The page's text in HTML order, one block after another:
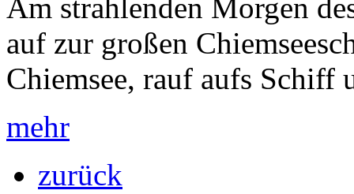
Am strahlenden Morgen
auf zur großen
Chiemsee, rauf aufs Schiff
mehr
zurück